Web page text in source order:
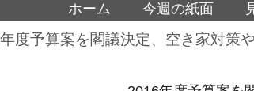
ホーム 今週の紙面
度予算案を閣議決定、空き家対策